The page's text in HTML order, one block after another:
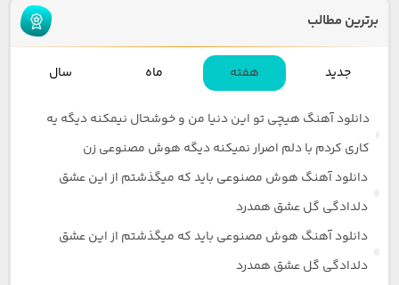
برترین مطالب
جدید هفته ماه سال
دانلود آهنگ هیچی تو این دنیا من و خوشحال نیمکنه دیگه یه
کاری کردم با دلم اصرار نمیکنه دیگه هوش مصنوعی زن
دانلود آهنگ هوش مصنوعی باید که میگذشتم از این عشق
دلدادگی گل عشق همدرد
دانلود آهنگ هوش مصنوعی باید که میگذشتم از این عشق
دلدادگی گل عشق همدرد